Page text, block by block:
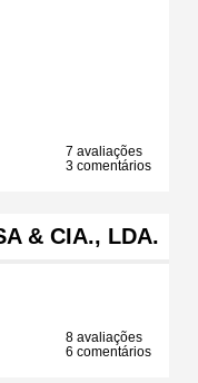
7 avaliações
3 comentários
& CIA., LDA.
8 avaliações
6 comentários